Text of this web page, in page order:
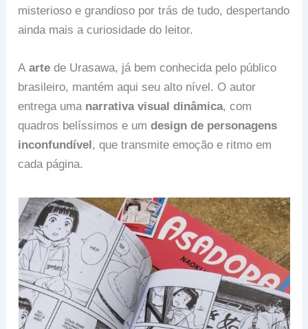
misterioso e grandioso por trás de tudo, despertando
ainda mais a curiosidade do leitor.
Aarte de Urasawa, já bem conhecida pelo público
brasileiro, mantém aqui seu alto nível. O autor
entrega uma narrativa visual dinâmica, com
quadros belíssimos e umdesign de personagens
inconfundível, que transmite emoção e ritmo em
cada página.